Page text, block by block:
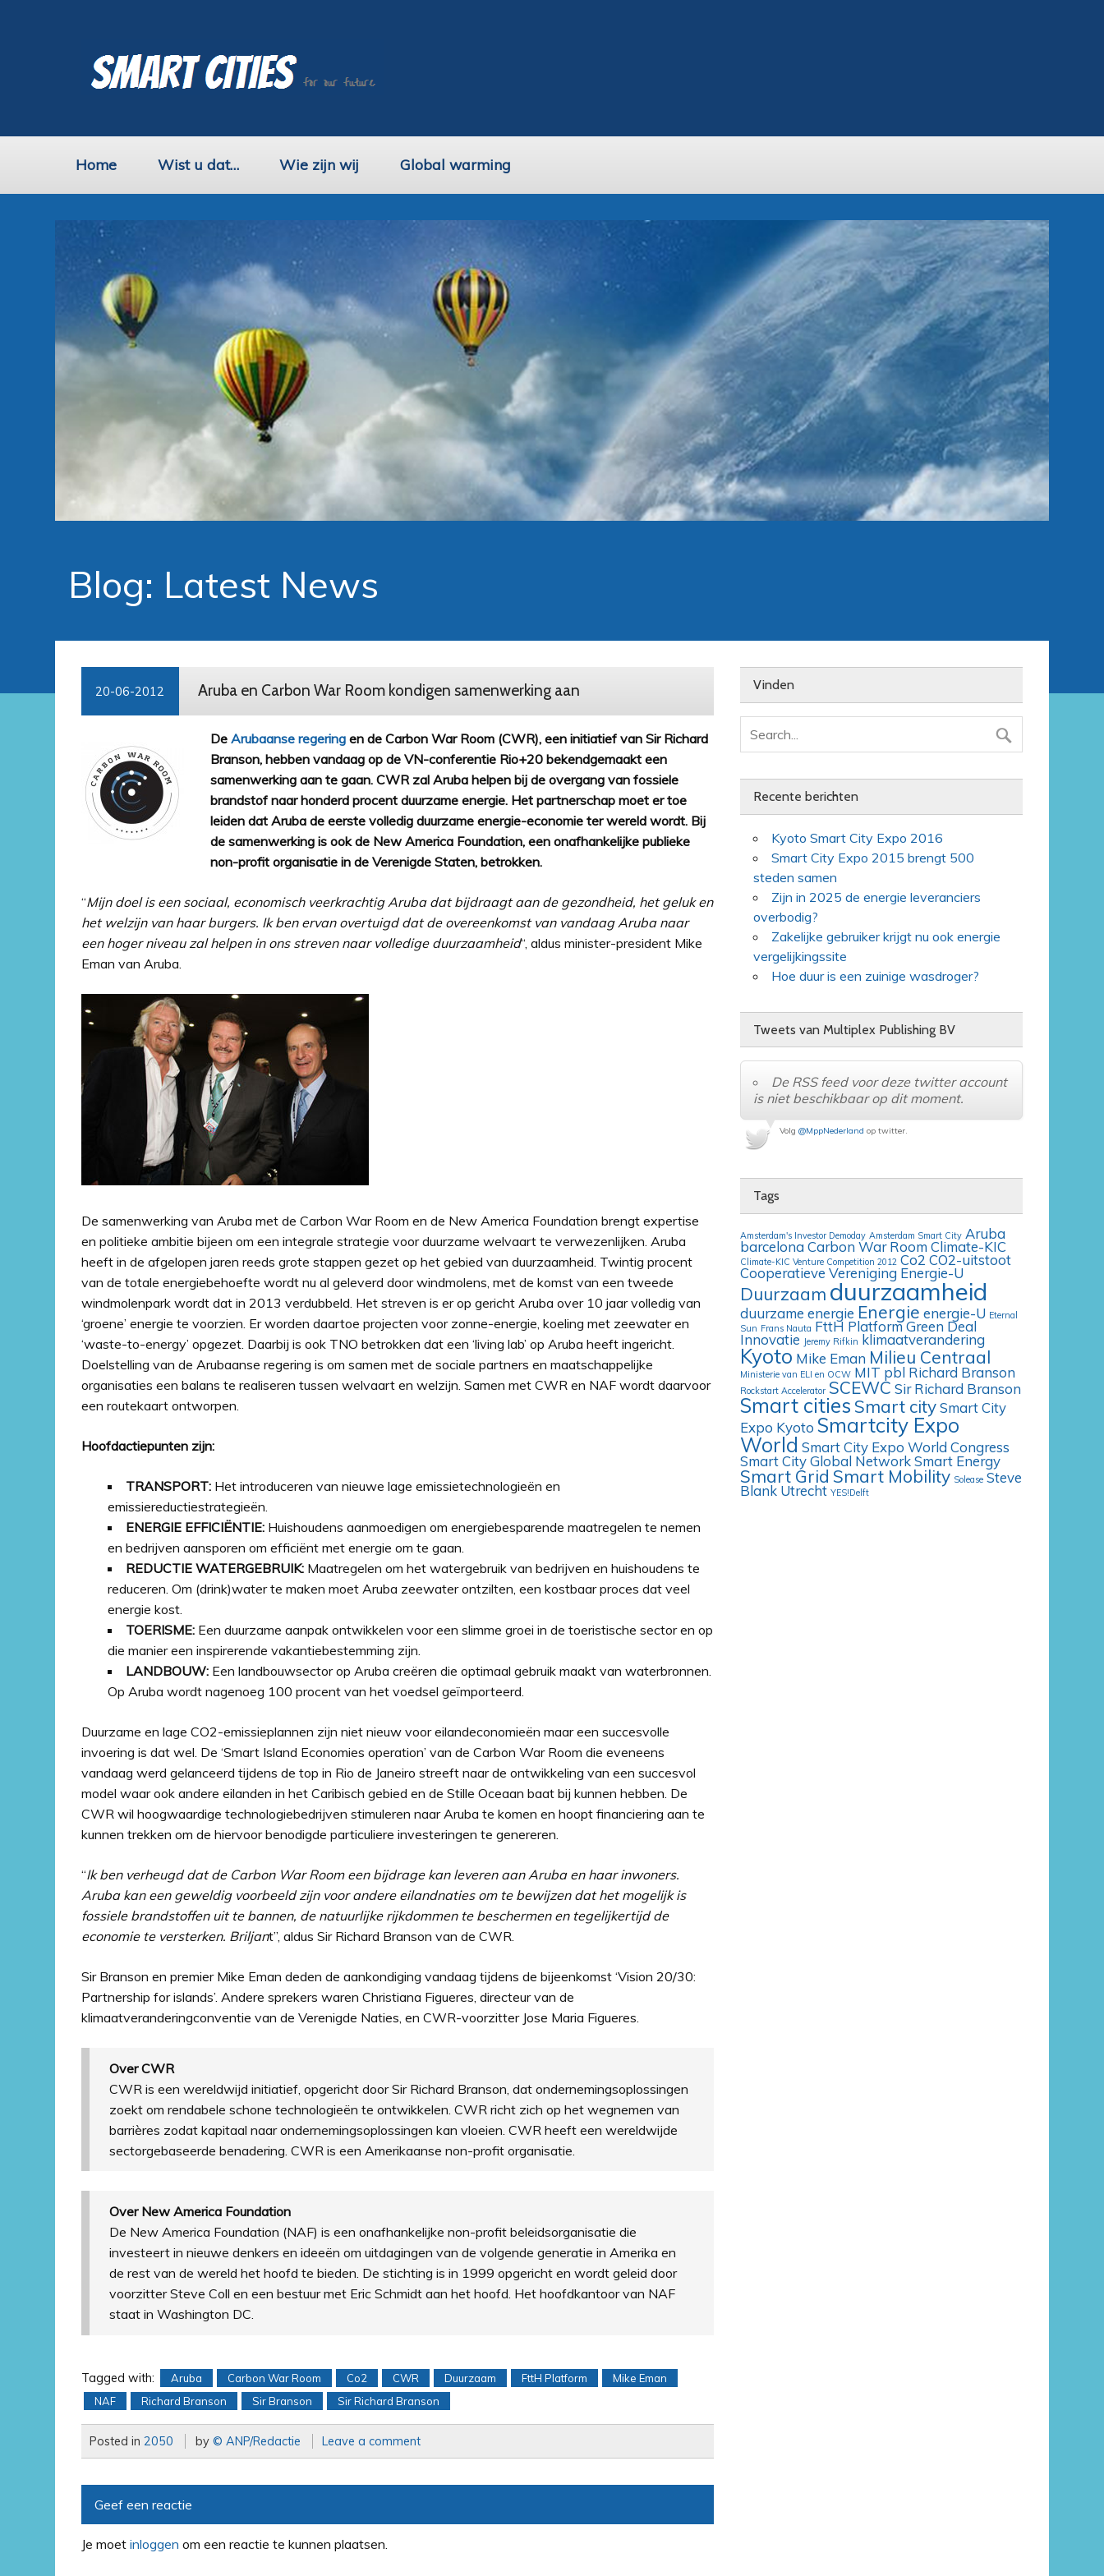
Home Wist u dat… Wie zijn wij Global warming
Blog: Latest News
20-06-2012 Aruba en Carbon War Room kondigen samenwerking aan
DeArubaanse regering en de Carbon War Room (CWR), een initiatief van Sir Richard
Branson, hebben vandaag op de VN-conferentie Rio+20 bekendgemaakt een
samenwerking aan te gaan. CWR zal Aruba helpen bij de overgang van fossiele
brandstof naar honderd procent duurzame energie. Het partnerschap moet er toe
leiden dat Aruba de eerste volledig duurzame energie-economie ter wereld wordt. Bij
de samenwerking is ook de New America Foundation, een onafhankelijke publieke
non-profit organisatie in de Verenigde Staten, betrokken.
“Mijn doel is een sociaal, economisch veerkrachtig Aruba dat bijdraagt aan de gezondheid, het geluk en
het welzijn van haar burgers. Ik ben ervan overtuigd dat de overeenkomst van vandaag Aruba naar
een hoger niveau zal helpen in ons streven naar volledige duurzaamheid“, aldus minister-president Mike
Eman van Aruba.
De samenwerking van Aruba met de Carbon War Room en de New America Foundation brengt expertise
en politieke ambitie bijeen om een integrale strategie voor duurzame welvaart te verwezenlijken. Aruba
heeft in de afgelopen jaren reeds grote stappen gezet op het gebied van duurzaamheid. Twintig procent
van de totale energiebehoefte wordt nu al geleverd door windmolens, met de komst van een tweede
windmolenpark wordt dat in 2013 verdubbeld. Het streven is er op gericht Aruba over 10 jaar volledig van
‘groene’ energie te voorzien. Er worden daartoe projecten voor zonne-energie, koeling met zeewater en
‘waste-to-energy’ opgezet. Daarbij is ook TNO betrokken dat een ‘living lab’ op Aruba heeft ingericht.
Doelstelling van de Arubaanse regering is om samen met de sociale partners en maatschappelijke
organisaties een balans te realiseren tussen welvaart en welzijn. Samen met CWR en NAF wordt daarvoor
een routekaart ontworpen.
Hoofdactiepunten zijn:
TRANSPORT: Het introduceren van nieuwe lage emissietechnologieën en
emissiereductiestrategieën.
ENERGIE EFFICIËNTIE: Huishoudens aanmoedigen om energiebesparende maatregelen te nemen
en bedrijven aansporen om efficiënt met energie om te gaan.
REDUCTIE WATERGEBRUIK: Maatregelen om het watergebruik van bedrijven en huishoudens te
reduceren. Om (drink)water te maken moet Aruba zeewater ontzilten, een kostbaar proces dat veel
energie kost.
TOERISME: Een duurzame aanpak ontwikkelen voor een slimme groei in de toeristische sector en op
die manier een inspirerende vakantiebestemming zijn.
LANDBOUW: Een landbouwsector op Aruba creëren die optimaal gebruik maakt van waterbronnen.
Op Aruba wordt nagenoeg 100 procent van het voedsel geïmporteerd.
Duurzame en lage CO2-emissieplannen zijn niet nieuw voor eilandeconomieën maar een succesvolle
invoering is dat wel. De ‘Smart Island Economies operation’ van de Carbon War Room die eveneens
vandaag werd gelanceerd tijdens de top in Rio de Janeiro streeft naar de ontwikkeling van een succesvol
model waar ook andere eilanden in het Caribisch gebied en de Stille Oceaan baat bij kunnen hebben. De
CWR wil hoogwaardige technologiebedrijven stimuleren naar Aruba te komen en hoopt financiering aan te
kunnen trekken om de hiervoor benodigde particuliere investeringen te genereren.
“Ik ben verheugd dat de Carbon War Room een bijdrage kan leveren aan Aruba en haar inwoners.
Aruba kan een geweldig voorbeeld zijn voor andere eilandnaties om te bewijzen dat het mogelijk is
fossiele brandstoffen uit te bannen, de natuurlijke rijkdommen te beschermen en tegelijkertijd de
economie te versterken. Briljant”, aldus Sir Richard Branson van de CWR.
Sir Branson en premier Mike Eman deden de aankondiging vandaag tijdens de bijeenkomst ‘Vision 20/30:
Partnership for islands’. Andere sprekers waren Christiana Figueres, directeur van de
klimaatveranderingconventie van de Verenigde Naties, en CWR-voorzitter Jose Maria Figueres.
Over CWR
CWR is een wereldwijd initiatief, opgericht door Sir Richard Branson, dat ondernemingsoplossingen
zoekt om rendabele schone technologieën te ontwikkelen. CWR richt zich op het wegnemen van
barrières zodat kapitaal naar ondernemingsoplossingen kan vloeien. CWR heeft een wereldwijde
sectorgebaseerde benadering. CWR is een Amerikaanse non-profit organisatie.
Over New America Foundation
De New America Foundation (NAF) is een onafhankelijke non-profit beleidsorganisatie die
investeert in nieuwe denkers en ideeën om uitdagingen van de volgende generatie in Amerika en
de rest van de wereld het hoofd te bieden. De stichting is in 1999 opgericht en wordt geleid door
voorzitter Steve Coll en een bestuur met Eric Schmidt aan het hoofd. Het hoofdkantoor van NAF
staat in Washington DC.
Tagged with: Aruba Carbon War Room Co2 CWR Duurzaam FttH Platform
Mike Eman
NAF
Richard Branson Sir Branson Sir Richard Branson
Posted in2050 by © ANP/Redactie Leave a comment
Geef een reactie
Je moetinloggen om een reactie te kunnen plaatsen.
Vinden
Recente berichten
Kyoto Smart City Expo 2016
Smart City Expo 2015 brengt 500
steden samen
Zijn in 2025 de energie leveranciers
overbodig?
Zakelijke gebruiker krijgt nu ook energie
vergelijkingssite
Hoe duur is een zuinige wasdroger?
Tweets van Multiplex Publishing BV
De RSS feed voor deze twitter account
is niet beschikbaar op dit moment.
Volg @MppNederland op twitter.
Tags
Amsterdam's Investor Demoday Amsterdam Smart City Aruba
barcelona Carbon War Room Climate-KIC
Climate-KIC Venture Competition 2012 Co2 CO2-uitstoot
Cooperatieve Vereniging Energie-U
Duurzaam duurzaamheid
duurzame energie Energie energie-U Eternal
Sun Frans Nauta FttH PlatformGreen Deal
Innovatie Jeremy Rifkin klimaatverandering
Kyoto Mike Eman Milieu Centraal
Ministerie van ELI en OCW MIT pbl Richard Branson
Rockstart Accelerator SCEWC Sir Richard Branson
Smart cities Smart citySmart City
Expo Kyoto Smartcity Expo
World Smart City Expo World Congress
Smart City Global NetworkSmart Energy
Smart Grid Smart Mobility Solease Steve
Blank Utrecht YES!Delft